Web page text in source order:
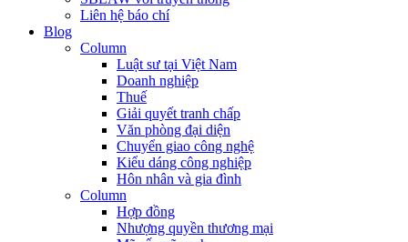
Liên hệ báo chí
Blog
Column
Luật sư tại Việt Nam
Doanh nghiệp
Thuế
Giải quyết tranh chấp
Văn phòng đại diện
Chuyển giao công nghệ
Kiểu dáng công nghiệp
Hôn nhân và gia đình
Column
Hợp đồng
Nhượng quyền thương mại